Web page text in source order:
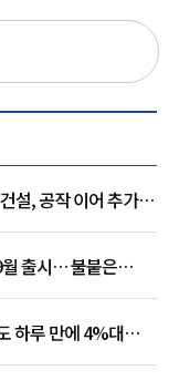
설, 공작 이어 추가
출시… 불붙은
하루 만에 4%대